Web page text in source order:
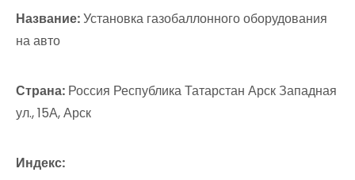
Название:Установка газобаллонного оборудования
на авто
Страна: Россия Республика Татарстан Арск Западная
ул., 15А, Арск
Индекс: